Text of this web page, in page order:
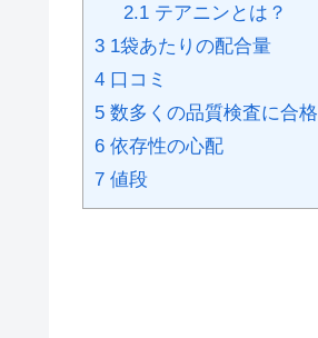
2.1テアニンとは？
3 1袋あたりの配合量
4 口コミ
5 数多くの品質検査に合格
6 依存性の心配
7 値段